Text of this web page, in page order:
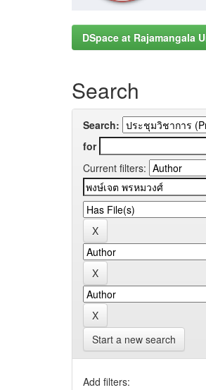
DSpace at Rajamangala
Search
Search:
for
Current filters:
Start a new search
Add filters: